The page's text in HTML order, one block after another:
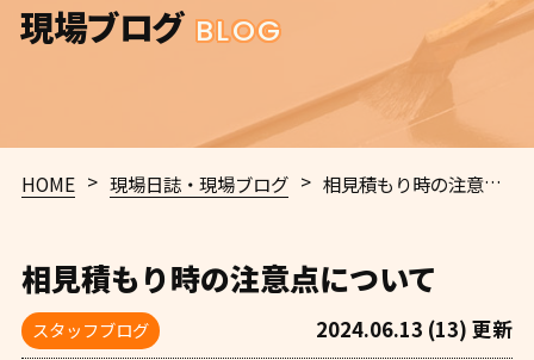
現場ブログ BLOG
HOME > 現場日誌・現場ブログ > 相見積もり時の注意点について
相見積もり時の注意点について
スタッフブログ 2024.06.13 (13) 更新